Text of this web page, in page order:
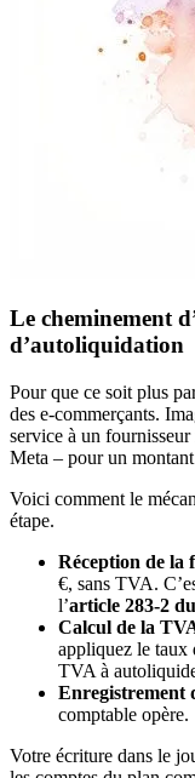
Le cheminement
d’autoliquidation
Pour que ce soit plus
des e-commerçants.
service à un
Meta – pour un
Voici comment le
étape.
Réception de la
€, sans TVA.
l’article 283-2
Calcul de la
appliquez le taux
TVA à
Enregistrement
comptable opère.
Votre écriture dans le